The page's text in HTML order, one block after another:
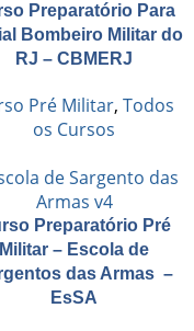
Preparatório Para
Bombeiro Militar do
RJ – CBMERJ
Pré Militar, Todos
os Cursos
Preparatório Pré
Militar – Escola de
das Armas –
EsSA